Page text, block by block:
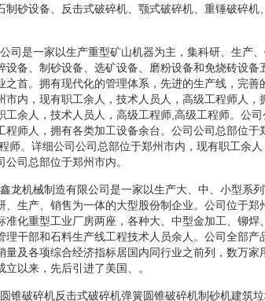
砂设备、反击式破碎机、颚式破碎机、重锤破碎机
司是一家以生产重型矿山机器为主，集科研、生产
设备、制砂设备、选矿设备、磨粉设备和免烧砖设备
首。拥有现代化的管理体系，先进的生产线，完善
内，现有职工余人，技术人员人，高级工程师人，
余人，技术人员人，高级工程师,高级工程师。公司
师人，拥有各类加工设备余台。公司公司总部位于
师。详细公司公司总部位于郑州市内，现有职工余
司总部位于郑州市内。
龙机械制造有限公司是一家以生产大、中、小型系
生产、销售为一体的大型股份制企业。公司位于郑
化重型工业厂房两座，各种大、中型金加工、铆焊
干部和石料生产线工程技术人员余人。公司全部产
及各项综合经济指标居国内同行业之前列，数万家
以来，先后引进了美国、。
锥破碎机反击式破碎机弹簧圆锥破碎机制砂机建筑